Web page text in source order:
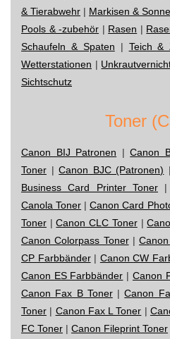
& Tierabwehr | Markisen &
Pools & -zubehör | Rasen |
Schaufeln & Spaten | Teich &
Wetterstationen |
Sichtschutz
Toner
Canon BIJ Patronen |Canon
Toner |Canon BJC (Patronen) |
Business Card Printer Toner |
Canola Toner |Canon Card
Toner |Canon CLC Toner|
Canon Colorpass Toner|
CP Farbbänder| Canon CW
Canon ES Farbbänder | Canon
Canon Fax B Toner|Canon
Toner | Canon Fax L Toner |
FC Toner | Canon Fileprint Toner